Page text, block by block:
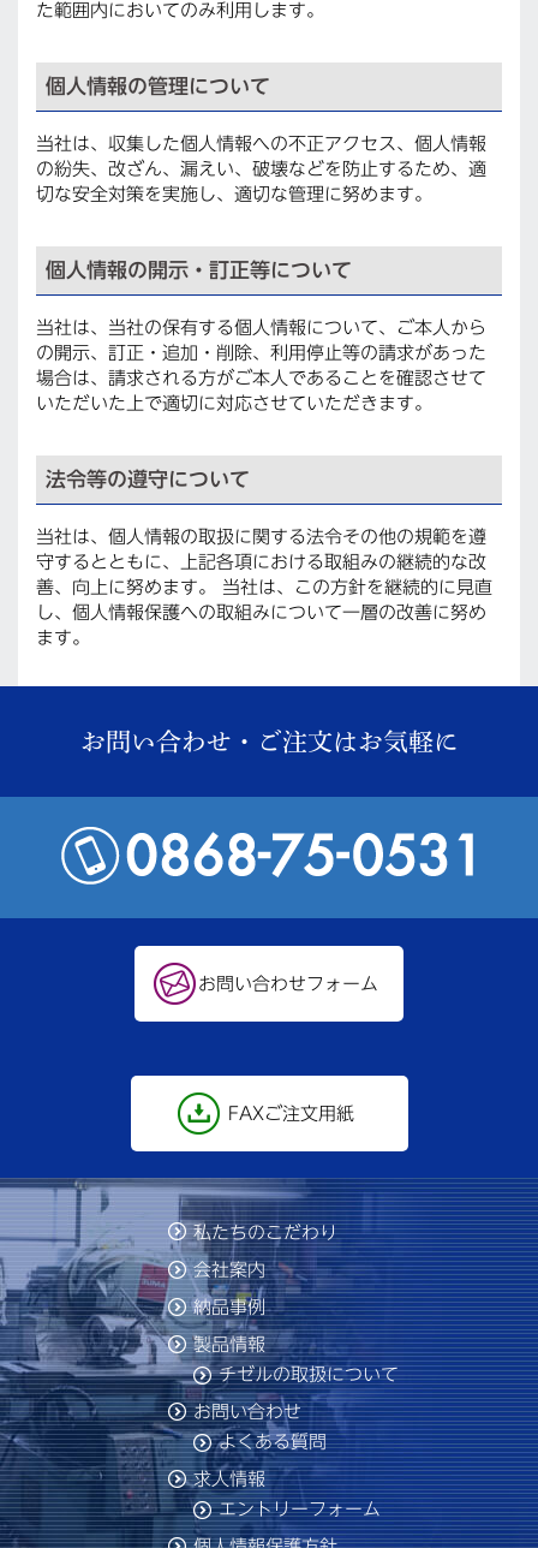
た範囲内においてのみ利用します。
個人情報の管理について
当社は、収集した個人情報への不正アクセス、個人情報
の紛失、改ざん、漏えい、破壊などを防止するため、適
切な安全対策を実施し、適切な管理に努めます。
個人情報の開示・訂正等について
当社は、当社の保有する個人情報について、ご本人から
の開示、訂正・追加・削除、利用停止等の請求があった
場合は、請求される方がご本人であることを確認させて
いただいた上で適切に対応させていただきます。
法令等の遵守について
当社は、個人情報の取扱に関する法令その他の規範を遵
守するとともに、上記各項における取組みの継続的な改
善、向上に努めます。 当社は、この方針を継続的に見直
し、個人情報保護への取組みについて一層の改善に努め
ます。
お問い合わせ・ご注文はお気軽に
お問い合わせフォーム
FAXご注文用紙
私たちのこだわり
会社案内
納品事例
製品情報
チゼルの取扱について
お問い合わせ
よくある質問
求人情報
エントリーフォーム